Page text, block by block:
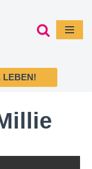
LEBEN!